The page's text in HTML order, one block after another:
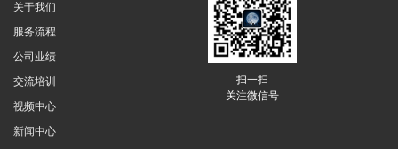
关于我们
服务流程
公司业绩
交流培训
视频中心
新闻中心
扫一扫
关注微信号